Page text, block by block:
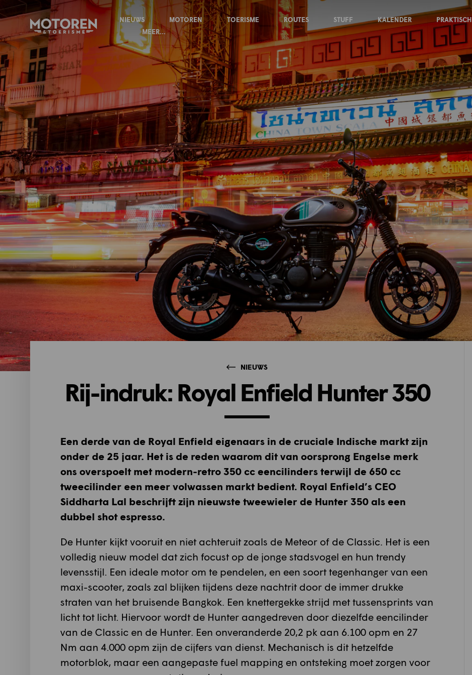
Homepage
NIEUWS MOTOREN TOERISME ROUTES STUFF KALENDER PRAKTISCH
MEER...
NIEUWS
Rij-indruk: Royal Enfield Hunter 350
Een derde van de Royal Enfield eigenaars in de cruciale Indische markt zijn
onder de 25 jaar. Het is de reden waarom dit van oorsprong Engelse merk
ons overspoelt met modern-retro 350 cc eencilinders terwijl de 650 cc
tweecilinder een meer volwassen markt bedient. Royal Enfield’s CEO
Siddharta Lal beschrijft zijn nieuwste tweewieler de Hunter 350 als een
dubbel shot espresso.
De Hunter kijkt vooruit en niet achteruit zoals de Meteor of de Classic. Het is een
volledig nieuw model dat zich focust op de jonge stadsvogel en hun trendy
levensstijl. Een ideale motor om te pendelen, en een soort tegenhanger van een
maxi-scooter, zoals zal blijken tijdens deze nachtrit door de immer drukke
straten van het bruisende Bangkok. Een knettergekke strijd met tussensprints van
licht tot licht. Hiervoor wordt de Hunter aangedreven door diezelfde eencilinder
van de Classic en de Hunter. Een onveranderde 20,2 pk aan 6.100 opm en 27
Nm aan 4.000 opm zijn de cijfers van dienst. Mechanisch is dit hetzelfde
motorblok, maar een aangepaste fuel mapping en ontsteking moet zorgen voor